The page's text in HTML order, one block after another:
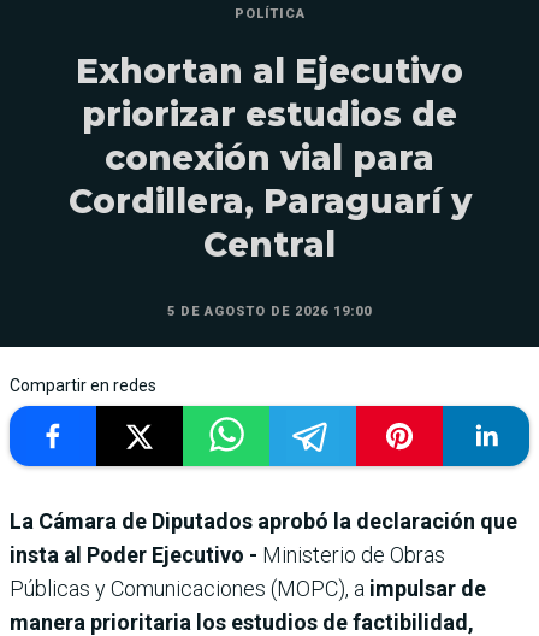
POLÍTICA
Exhortan al Ejecutivo
priorizar estudios de
conexión vial para
Cordillera, Paraguarí y
Central
5 DE AGOSTO DE 2026 19:00
Compartir en redes
La Cámara de Diputados aprobó la declaración que
insta al Poder Ejecutivo - Ministerio de Obras
Públicas y Comunicaciones (MOPC), a impulsar de
manera prioritaria los estudios de factibilidad,